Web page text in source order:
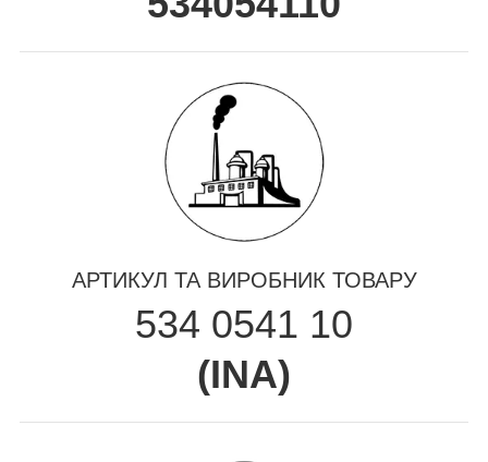
АРТИКУЛ ТА ВИРОБНИК ТОВАРУ
534 0541 10
(INA)